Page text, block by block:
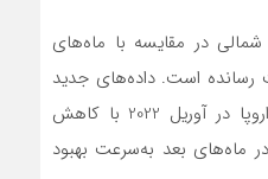
در مقایسه با ماه‌‌‌های
رسانده است. داده‌‌‌های جدید
همچنین نشان می‌دهند که اروپا در آوریل 2022 با کاهش
ماه‌‌‌های بعد به‌سرعت بهبود